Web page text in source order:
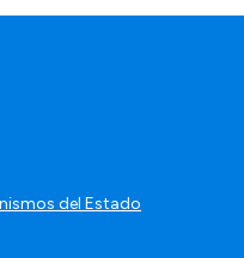
del Estado